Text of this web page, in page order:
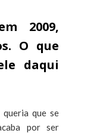
2009,
O que
daqui
que se
por ser